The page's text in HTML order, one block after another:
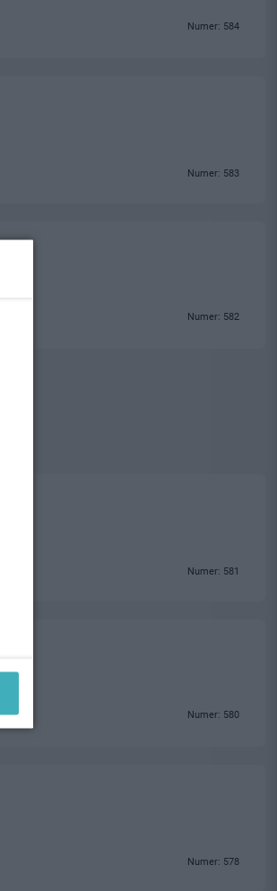
Numer: 584
Numer: 583
Numer: 582
Numer: 581
Numer: 580
Numer: 578